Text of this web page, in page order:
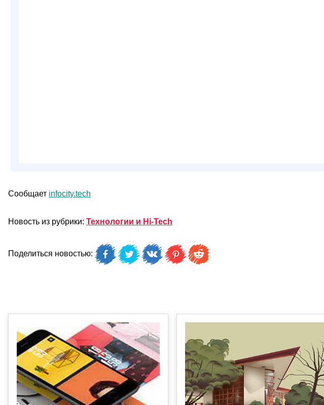
Сообщает infocity.tech
Новость из рубрики: Технологии и Hi-Tech
Поделиться новостью: